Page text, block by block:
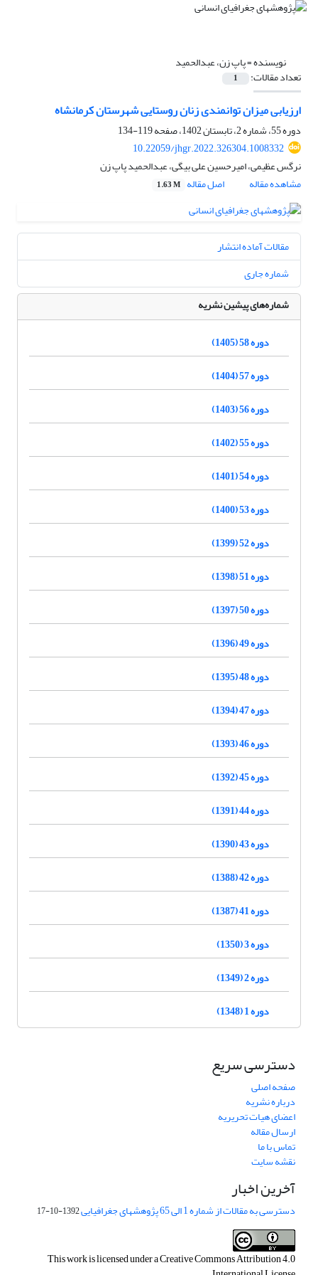
نویسنده =پاپ زن، عبدالحمید
تعداد مقالات: 1
ارزیابی میزان توانمندی زنان روستایی شهرستان کرمانشاه
دوره 55، شماره 2، تابستان 1402، صفحه
119-134
10.22059/jhgr.2022.326304.1008332
نرگس عظیمی، امیرحسین علی بیگی، عبدالحمید پاپ زن
مشاهده مقاله
اصل مقاله 1.63 M
مقالات آماده انتشار
شماره جاری
شماره‌های پیشین نشریه
دوره 58 (1405)
دوره 57 (1404)
دوره 56 (1403)
دوره 55 (1402)
دوره 54 (1401)
دوره 53 (1400)
دوره 52 (1399)
دوره 51 (1398)
دوره 50 (1397)
دوره 49 (1396)
دوره 48 (1395)
دوره 47 (1394)
دوره 46 (1393)
دوره 45 (1392)
دوره 44 (1391)
دوره 43 (1390)
دوره 42 (1388)
دوره 41 (1387)
دوره 3 (1350)
دوره 2 (1349)
دوره 1 (1348)
دسترسی سریع
صفحه اصلی
درباره نشریه
اعضای هیات تحریریه
ارسال مقاله
تماس با ما
نقشه سایت
آخرین اخبار
دسترسی به مقالات از شماره 1 الی 65 پژوهشهای جغرافیایی 1392-10-17
This work is licensed under aCreative Commons Attribution 4.0